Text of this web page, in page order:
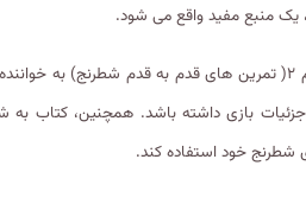
منبع مفید واقع می شود.
علاوه بر مباحث شطرنج، کتاب کار گام ۲( تمرین های قدم
جزئیات بازی داشته باشد. همچنین، کتاب
شطرنج خود استفاده کند.